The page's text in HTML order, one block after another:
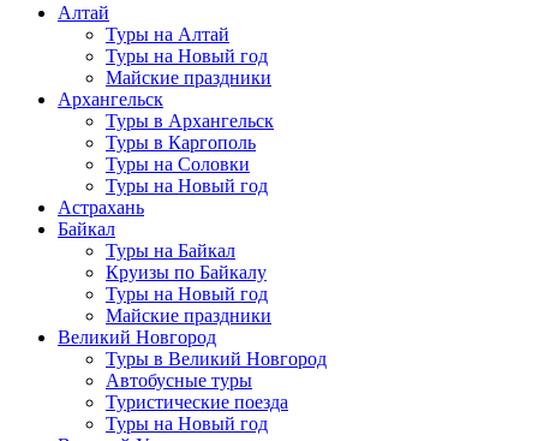
Алтай
Туры на Алтай
Туры на Новый год
Майские праздники
Архангельск
Туры в Архангельск
Туры в Каргополь
Туры на Соловки
Туры на Новый год
Астрахань
Байкал
Туры на Байкал
Круизы по Байкалу
Туры на Новый год
Майские праздники
Великий Новгород
Туры в Великий Новгород
Автобусные туры
Туристические поезда
Туры на Новый год